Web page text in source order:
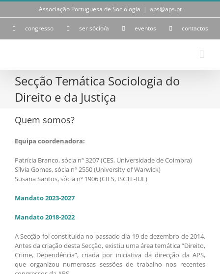
Skip
Associação Portuguesa de Sociologia | aps@aps.pt
congresso ser sócio/a eventos contactos
Secção Temática Sociologia do
Direito e da Justiça
Quem somos?
Equipa coordenadora:
Patrícia Branco, sócia nº 3207 (CES, Universidade de Coimbra)
Sílvia Gomes, sócia nº 2550 (University of Warwick)
Susana Santos, sócia nº 1906 (CIES, ISCTE-IUL)
Mandato 2023-2027
Mandato 2018-2022
A Secção foi constituída no passado dia 19 de dezembro de 2014.
Antes da criação desta Secção, existiu uma área temática “Direito,
Crime, Dependência”, criada por iniciativa da direcção da APS,
que organizou numerosas sessões de trabalho nos recentes